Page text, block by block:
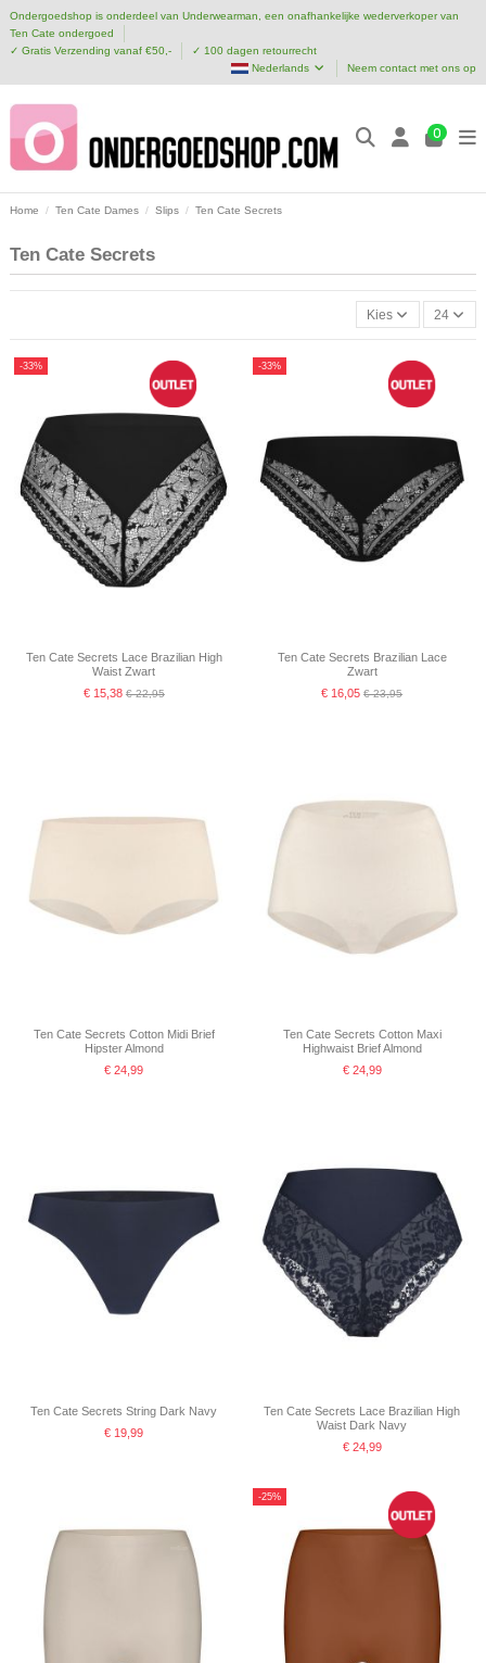
Ondergoedshop is onderdeel van Underwearman, een onafhankelijke wederverkoper van
Ten Cate ondergoed
✓ Gratis Verzending vanaf €50,-
✓ 100 dagen retourrecht
Nederlands
Neem contact met ons op
0
Home Ten Cate Dames Slips Ten Cate Secrets
Ten Cate Secrets
Kies 24
-33%
Ten Cate Secrets Lace Brazilian High
Waist Zwart
€ 15,38 € 22,95
-33%
Ten Cate Secrets Brazilian Lace
Zwart
€ 16,05€ 23,95
Ten Cate Secrets Cotton Midi Brief
Hipster Almond
€ 24,99
Ten Cate Secrets Cotton Maxi
Highwaist Brief Almond
€ 24,99
Ten Cate Secrets String Dark Navy
€ 19,99
Ten Cate Secrets Lace Brazilian High
Waist Dark Navy
€ 24,99
-25%